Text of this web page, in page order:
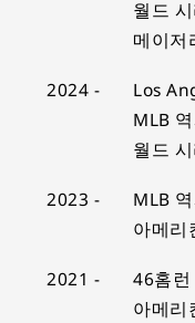
월드
메이저
2024 -
Los
MLB
월드
2023 -
MLB
아메리
2021 -
46홈런
아메리